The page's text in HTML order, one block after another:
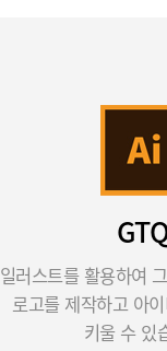
일러스트를 활용하여
로고를 제작하고 아
키울 수 있